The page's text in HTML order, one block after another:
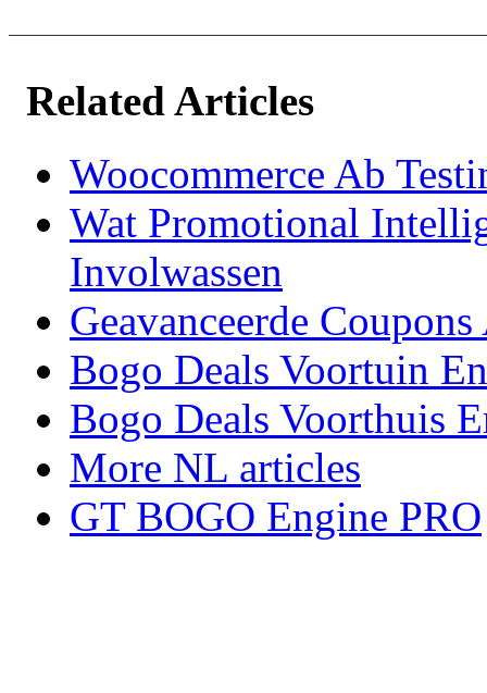
Related Articles
Woocommerce Ab
Wat Promotional
Involwassen
Geavanceerde
Bogo Deals Voortuin
Bogo Deals Voorthuis
More NL articles
GT BOGO Engine PRO